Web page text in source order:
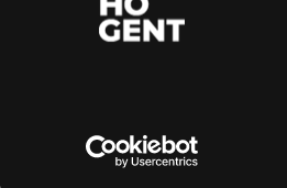
NUTTIGE LINKS
Studentenvoorzieningen
IT-helpdesk